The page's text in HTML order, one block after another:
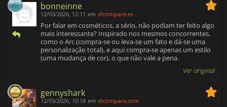
bonneinne
12/03/2026, 12:11 em dlcompare.es
Por falar em cosméticos, a sério, não podiam ter feito algo
mais interessante? Inspirado nos mesmos concorrentes,
como o Arc (compra-se ou leva-se um fato e dá-se uma
personalização total), e aqui compra-se apenas um estilo
(uma mudança de cor), o que não vale a pena.
Ver original
gennyshark
12/03/2026, 10:18 em dlcompare.com